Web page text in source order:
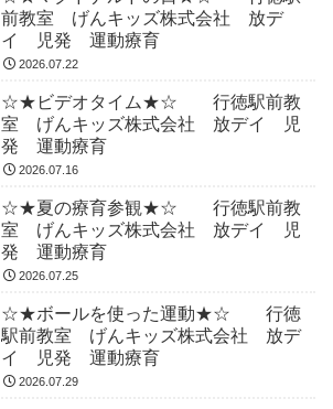
前教室 げんキッズ株式会社 放デ
イ 児発 運動療育
2026.07.22
☆★ビデオタイム★☆ 行徳駅前教
室 げんキッズ株式会社 放デイ 児
発 運動療育
2026.07.16
☆★夏の療育参観★☆ 行徳駅前教
室 げんキッズ株式会社 放デイ 児
発 運動療育
2026.07.25
☆★ボールを使った運動★☆ 行徳
駅前教室 げんキッズ株式会社 放デ
イ 児発 運動療育
2026.07.29